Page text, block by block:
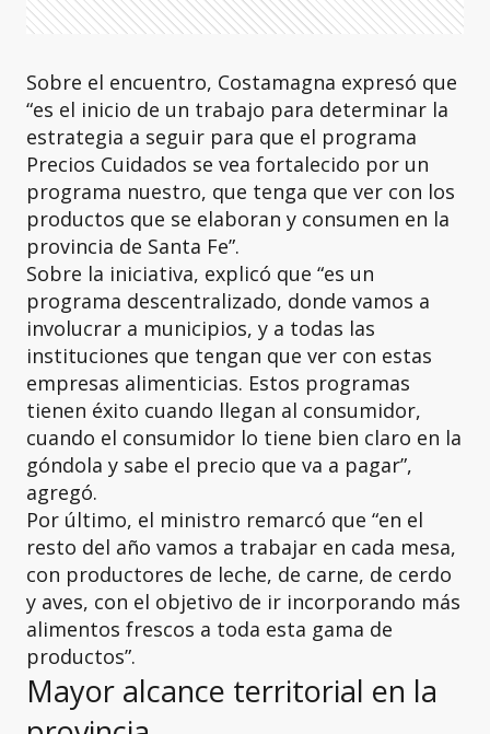
Sobre el encuentro, Costamagna expresó que
“es el inicio de un trabajo para determinar la
estrategia a seguir para que el programa
Precios Cuidados se vea fortalecido por un
programa nuestro, que tenga que ver con los
productos que se elaboran y consumen en la
provincia de Santa Fe”.
Sobre la iniciativa, explicó que “es un
programa descentralizado, donde vamos a
involucrar a municipios, y a todas las
instituciones que tengan que ver con estas
empresas alimenticias. Estos programas
tienen éxito cuando llegan al consumidor,
cuando el consumidor lo tiene bien claro en la
góndola y sabe el precio que va a pagar”,
agregó.
Por último, el ministro remarcó que “en el
resto del año vamos a trabajar en cada mesa,
con productores de leche, de carne, de cerdo
y aves, con el objetivo de ir incorporando más
alimentos frescos a toda esta gama de
productos”.
Mayor alcance territorial en la